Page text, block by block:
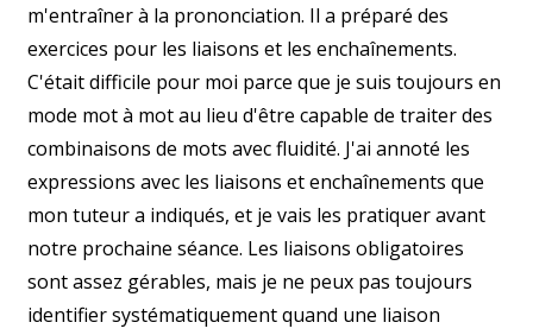
m'entraîner à la prononciation. Il a préparé des
exercices pour les liaisons et les enchaînements.
C'était difficile pour moi parce que je suis toujours en
mode mot à mot au lieu d'être capable de traiter des
combinaisons de mots avec fluidité. J'ai annoté les
expressions avec les liaisons et enchaînements que
mon tuteur a indiqués, et je vais les pratiquer avant
notre prochaine séance. Les liaisons obligatoires
sont assez gérables, mais je ne peux pas toujours
identifier systématiquement quand une liaison